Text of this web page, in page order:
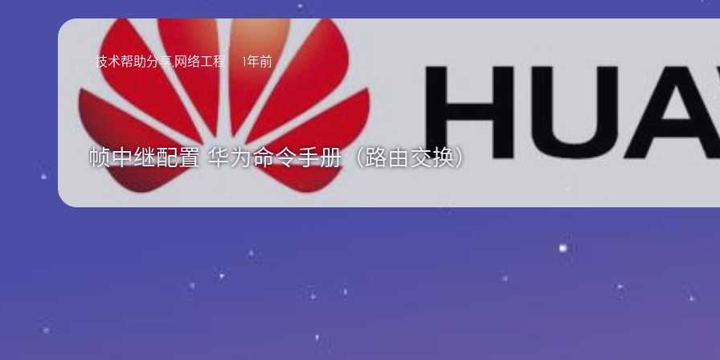
帧中继配置 华为命令手册（路由交换）
技术帮助分享,网络工程 1年前